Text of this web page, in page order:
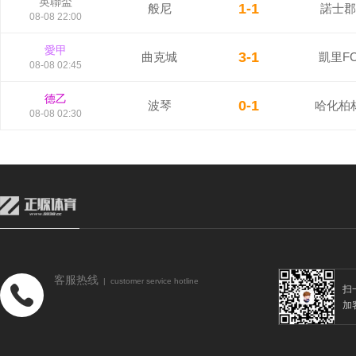
08-08 22:00
般尼 1-1 諾士郡
愛甲
08-08 02:45
曲克城 3-1 凱里
德乙
08-08 02:30
波琴 0-1 哈化柏
客服热线 | customer service hotline
扫
加